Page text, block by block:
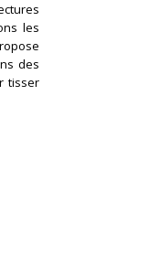
les
des
tisser